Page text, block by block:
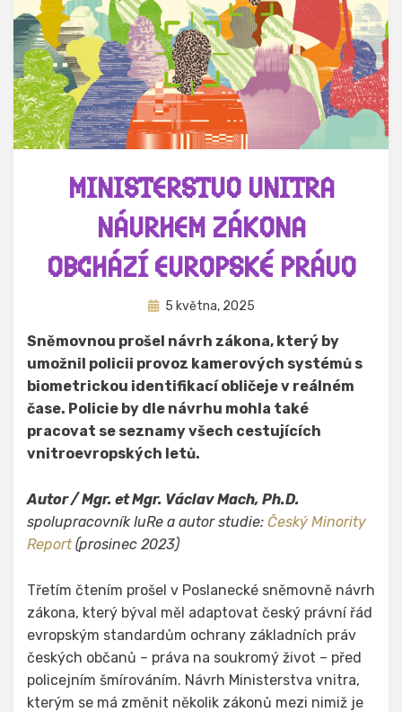
MINISTERSTVO VNITRA
NÁVRHEM ZÁKONA
OBCHÁZÍ EVROPSKÉ PRÁVO
AutorHynek Trojánek
Zveřejněno
5 května, 2025
Sněmovnou prošel návrh zákona, který by
umožnil policii provoz kamerových systémů s
biometrickou identifikací obličeje v reálném
čase. Policie by dle návrhu mohla také
pracovat se seznamy všech cestujících
vnitroevropských letů.
Autor / Mgr. et Mgr. Václav Mach, Ph.D.
spolupracovník IuRe a autor studie: Český Minority
Report(prosinec 2023)
Třetím čtením prošel v Poslanecké sněmovně návrh
zákona, který býval měl adaptovat český právní řád
evropským standardům ochrany základních práv
českých občanů – práva na soukromý život – před
policejním šmírováním. Návrh Ministerstva vnitra,
kterým se má změnit několik zákonů mezi nimiž je